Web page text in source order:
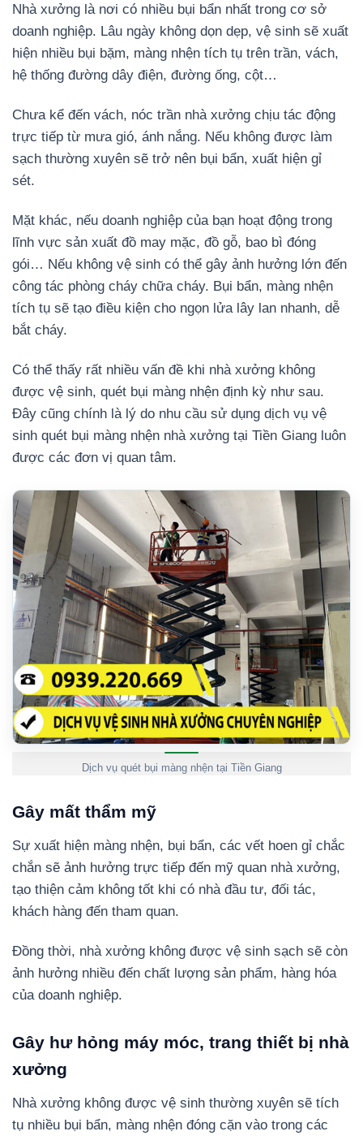
Nhà xưởng là nơi có nhiều bụi bẩn nhất trong cơ sở
doanh nghiệp. Lâu ngày không dọn dẹp, vệ sinh sẽ xuất
hiện nhiều bụi bặm, màng nhện tích tụ trên trần, vách,
hệ thống đường dây điện, đường ống, cột…
Chưa kể đến vách, nóc trần nhà xưởng chịu tác động
trực tiếp từ mưa gió, ánh nắng. Nếu không được làm
sạch thường xuyên sẽ trở nên bụi bẩn, xuất hiện gỉ
sét.
Mặt khác, nếu doanh nghiệp của bạn hoạt động trong
lĩnh vực sản xuất đồ may mặc, đồ gỗ, bao bì đóng
gói… Nếu không vệ sinh có thể gây ảnh hưởng lớn đến
công tác phòng cháy chữa cháy. Bụi bẩn, màng nhện
tích tụ sẽ tạo điều kiện cho ngọn lửa lây lan nhanh, dễ
bắt cháy.
Có thể thấy rất nhiều vấn đề khi nhà xưởng không
được vệ sinh, quét bụi màng nhện định kỳ như sau.
Đây cũng chính là lý do nhu cầu sử dụng dịch vụ vệ
sinh quét bụi màng nhện nhà xưởng tại Tiền Giang luôn
được các đơn vị quan tâm.
Dịch vụ quét bụi màng nhện tại Tiền Giang
Gây mất thẩm mỹ
Sự xuất hiện màng nhện, bụi bẩn, các vết hoen gỉ chắc
chắn sẽ ảnh hưởng trực tiếp đến mỹ quan nhà xưởng,
tạo thiện cảm không tốt khi có nhà đầu tư, đối tác,
khách hàng đến tham quan.
Đồng thời, nhà xưởng không được vệ sinh sạch sẽ còn
ảnh hưởng nhiều đến chất lượng sản phẩm, hàng hóa
của doanh nghiệp.
Gây hư hỏng máy móc, trang thiết bị nhà
xưởng
Nhà xưởng không được vệ sinh thường xuyên sẽ tích
tụ nhiều bụi bẩn, màng nhện đóng cặn vào trong các